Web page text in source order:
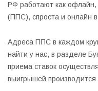
РФ работают как офлайн,
(ППС), спроста и онлайн
Адреса ППС в каждом
найти у нас, в разделе
приема ставок
выигрышей производится